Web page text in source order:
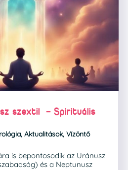
szextil – Spirituális
, Aktualitások, Vízöntő
is bepontosodik az Uránusz
és a Neptunusz